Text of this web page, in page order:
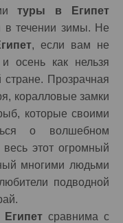
туры в Египет
в течении зимы. Не
, если вам не
осень как нельзя
стране. Прозрачная
коралловые замки
которые своими
о волшебном
этот огромный
многими людьми
подводной
Египет сравнима с